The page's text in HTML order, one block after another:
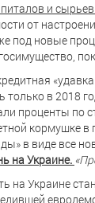
и
от
под новые
в 2018
проценты
кормушке
в виде все
на Украине.
Украине